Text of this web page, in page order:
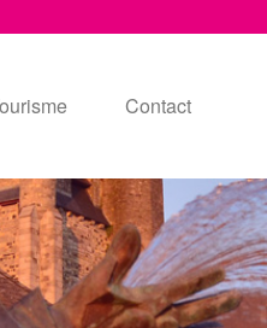
Contact